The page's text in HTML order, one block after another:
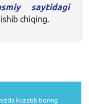
saytidagi
chiqing.
kuzatib boring